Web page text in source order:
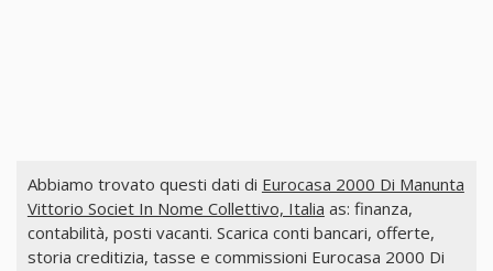
Abbiamo trovato questi dati di Eurocasa 2000 Di Manunta
Vittorio Societ In Nome Collettivo, Italia as: finanza,
contabilità, posti vacanti. Scarica conti bancari, offerte,
storia creditizia, tasse e commissioni Eurocasa 2000 Di